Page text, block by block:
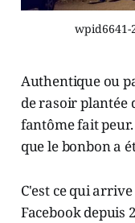
wpid6641-
Authentique ou
de rasoir plantée
fantôme fait
que le bonbon a
C'est ce qui
Facebook depuis